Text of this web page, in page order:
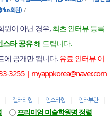
회원) /
원이 아닌 경우, 최초 인터뷰 등록
스타 공유해 드립니다.
에 공개만 됩니다. 유료 인터뷰 이
3255 | myappkorea@naver.com
| 갤러리형 | 인스타형 | 인터뷰만|
프리미엄 미술학원명 정렬